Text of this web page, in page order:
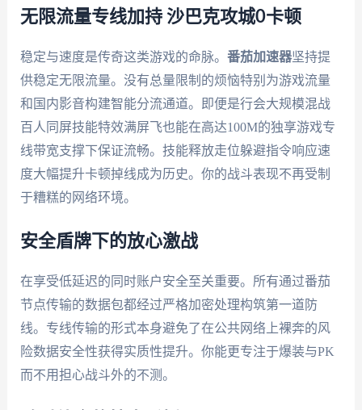
无限流量专线加持 沙巴克攻城0卡顿
稳定与速度是传奇这类游戏的命脉。 番茄加速器坚持提
供稳定无限流量。没有总量限制的烦恼特别为游戏流量
和国内影音构建智能分流通道。即便是行会大规模混战
百人同屏技能特效满屏飞也能在高达100M的独享游戏专
线带宽支撑下保证流畅。技能释放走位躲避指令响应速
度大幅提升卡顿掉线成为历史。你的战斗表现不再受制
于糟糕的网络环境。
安全盾牌下的放心激战
在享受低延迟的同时账户安全至关重要。所有通过番茄
节点传输的数据包都经过严格加密处理构筑第一道防
线。专线传输的形式本身避免了在公共网络上裸奔的风
险数据安全性获得实质性提升。你能更专注于爆装与PK
而不用担心战斗外的不测。